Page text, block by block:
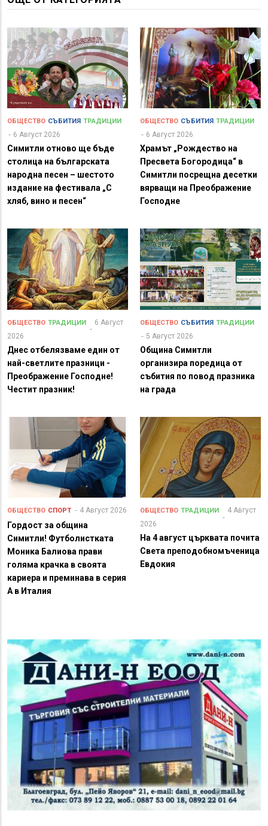
ОБЩЕСТВО СЪБИТИЯ ТРАДИЦИИ
6 Август 2026
Симитли отново ще бъде
столица на българската
народна песен – шестото
издание на фестивала „С
хляб, вино и песен“
ОБЩЕСТВО СЪБИТИЯ ТРАДИЦИИ
6 Август 2026
Храмът „Рождество на
Пресвета Богородица“ в
Симитли посрещна десетки
вярващи на Преображение
Господне
ОБЩЕСТВО ТРАДИЦИИ
6 Август
2026
Днес отбелязваме един от
най-светлите празници -
Преображение Господне!
Честит празник!
ОБЩЕСТВО СЪБИТИЯ ТРАДИЦИИ
5 Август 2026
Община Симитли
организира поредица от
събития по повод празника
на града
ОБЩЕСТВО СПОРТ 4 Август 2026
Гордост за община
Симитли! Футболистката
Моника Балиова прави
голяма крачка в своята
кариера и преминава в серия
А в Италия
ОБЩЕСТВО ТРАДИЦИИ
4 Август
2026
На 4 август църквата почита
Света преподобномъченица
Евдокия